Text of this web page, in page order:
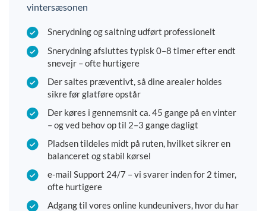
vintersæsonen
Snerydning og saltning udført professionelt
Snerydning afsluttes typisk 0–8 timer efter endt
snevejr – ofte hurtigere
Der saltes præventivt, så dine arealer holdes
sikre før glatføre opstår
Der køres i gennemsnit ca. 45 gange på en vinter
– og ved behov op til 2–3 gange dagligt
Pladsen tildeles midt på ruten, hvilket sikrer en
balanceret og stabil kørsel
e-mail Support 24/7 – vi svarer inden for 2 timer,
ofte hurtigere
Adgang til vores online kundeunivers, hvor du har